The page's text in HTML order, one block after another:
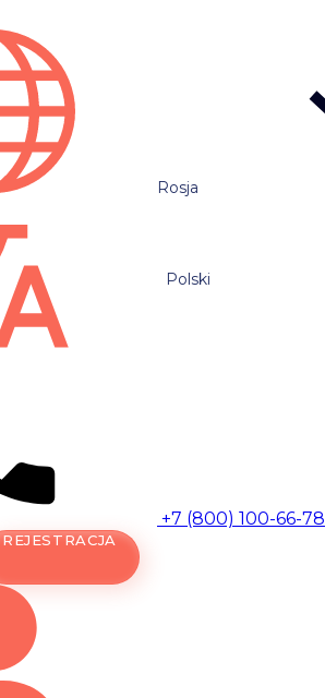
Rosja
Polski
+7 (800) 100-66-78
REJESTRACJA